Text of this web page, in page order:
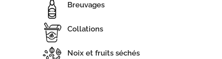
Breuvages
Collations
Noix et fruits séchés